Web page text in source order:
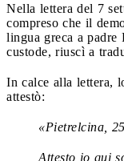
Nella lettera del 7
compreso che il
lingua greca a padre
custode, riuscì a
In calce alla lettera,
attestò:
«Pietrelcina,
Attesto io qui